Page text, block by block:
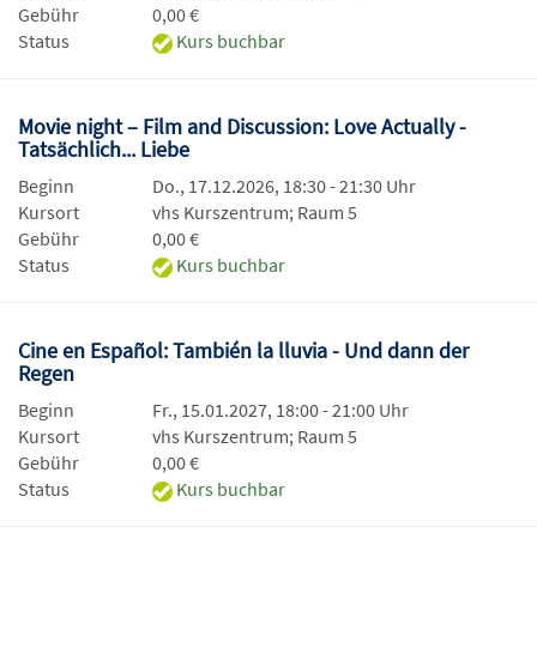
Gebühr
0,00 €
Status
Kurs buchbar
Movie night – Film and Discussion: Love Actually -
Tatsächlich... Liebe
Beginn
Do., 17.12.2026, 18:30 - 21:30 Uhr
Kursort
vhs Kurszentrum; Raum 5
Gebühr
0,00 €
Status
Kurs buchbar
Cine en Español: También la lluvia - Und dann der
Regen
Beginn
Fr., 15.01.2027, 18:00 - 21:00 Uhr
Kursort
vhs Kurszentrum; Raum 5
Gebühr
0,00 €
Status
Kurs buchbar